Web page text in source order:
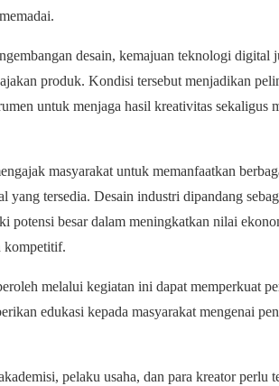
desain, kemajuan teknologi digital
produk. Kondisi tersebut menjadikan
untuk menjaga hasil kreativitas sekaligus
masyarakat untuk memanfaatkan
yang tersedia. Desain industri dipandang
potensi besar dalam meningkatkan nilai
kompetitif.
melalui kegiatan ini dapat memperkuat
edukasi kepada masyarakat mengenai
pelaku usaha, dan para kreator perlu